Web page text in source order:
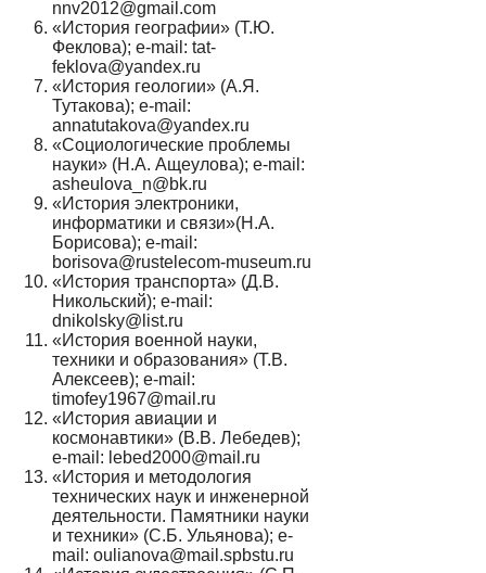
nnv2012@gmail.com
«История географии» (Т.Ю.
Феклова); e-mail: tat-
feklova@yandex.ru
«История геологии» (А.Я.
Тутакова); e-mail:
annatutakova@yandex.ru
«Социологические проблемы
науки» (Н.А. Ащеулова); e-mail:
asheulova_n@bk.ru
«История электроники,
информатики и связи»(Н.А.
Борисова); e-mail:
borisova@rustelecom-museum.ru
«История транспорта» (Д.В.
Никольский); e-mail:
dnikolsky@list.ru
«История военной науки,
техники и образования» (Т.В.
Алексеев); e-mail:
timofey1967@mail.ru
«История авиации и
космонавтики» (В.В. Лебедев);
e-mail: lebed2000@mail.ru
«История и методология
технических наук и инженерной
деятельности. Памятники науки
и техники» (С.Б. Ульянова); e-
mail: oulianova@mail.spbstu.ru